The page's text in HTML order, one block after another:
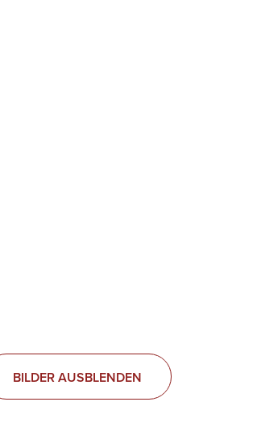
BILDER AUSBLENDEN